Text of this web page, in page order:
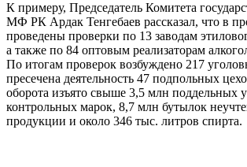
К примеру, Председатель Комитета
МФ РК Ардак Тенгебаев рассказал, что в
проведены проверки по 13 заводам
а также по 84 оптовым реализаторам
По итогам проверок возбуждено 217
пресечена деятельность 47 подпольных
оборота изъято свыше 3,5 млн поддельных
контрольных марок, 8,7 млн бутылок
продукции и около 346 тыс. литров спирта.